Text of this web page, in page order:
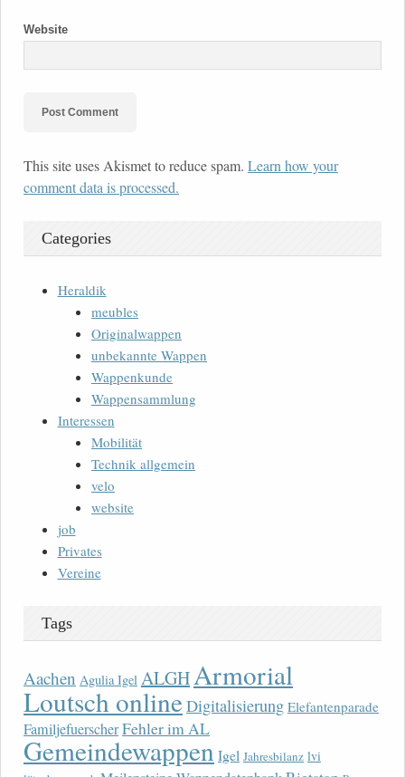
Website
This site uses Akismet to reduce spam. Learn how your
comment data is processed.
Categories
Heraldik
meubles
Originalwappen
unbekannte Wappen
Wappenkunde
Wappensammlung
Interessen
Mobilität
Technik allgemein
velo
website
job
Privates
Vereine
Tags
Aachen Agulia Igel ALGH Armorial
Loutsch onlineDigitalisierung Elefantenparade
FamiljefuerscherFehler im AL
Gemeindewappen Igel Jahresbilanz lvi